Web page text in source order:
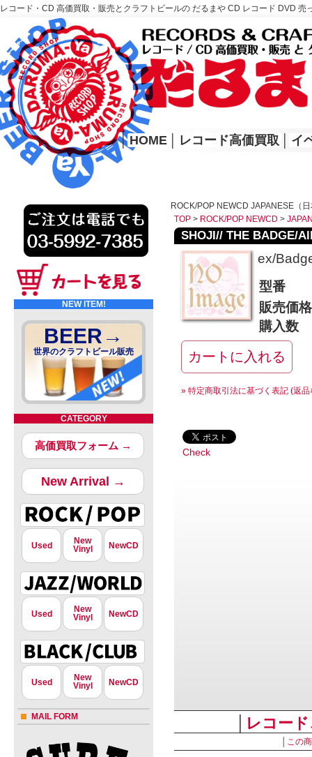
レコード・CD 高価買取・販売とクラフトビールの だるまや CD レコード DVD
レコード高価買取はこちら
HOME
│ HOME レコード高価買取 イ
NEW ITEM!
BEER→
世界のクラフトビール販売
CATEGORY
高価買取フォーム →
New Arrival →
Used
New
Vinyl
NewCD
Used
New
Vinyl
NewCD
Used
New
Vinyl
NewCD
MAIL FORM
ROCK/POP NEWCD JAPANESE（
TOP > ROCK/POP NEWCD >
SHOJI// THE BADGE/
ex/
型番
販売価格
購入数
» 特定商取引法に基づく表記 (返品
Check
レコー
この